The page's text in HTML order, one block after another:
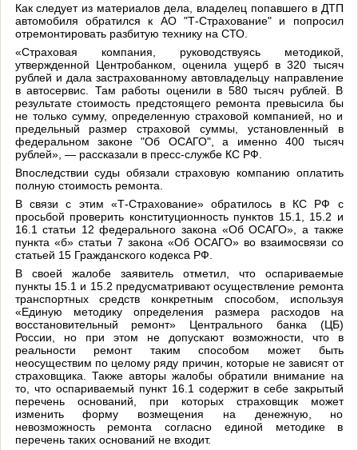
Как следует из материалов дела, владелец попавшего в ДТП
автомобиля обратился к АО "Т-Страхование" и попросил
отремонтировать разбитую технику на СТО.
«Страховая компания, руководствуясь методикой,
утвержденной Центробанком, оценила ущерб в 320 тысяч
рублей и дала застрахованному автовладельцу направление
в автосервис. Там работы оценили в 580 тысяч рублей. В
результате стоимость предстоящего ремонта превысила бы
не только сумму, определенную страховой компанией, но и
предельный размер страховой суммы, установленный в
федеральном законе "Об ОСАГО", а именно 400 тысяч
рублей», — рассказали в пресс-службе КС РФ.
Впоследствии суды обязали страховую компанию оплатить
полную стоимость ремонта.
В связи с этим «Т-Страхование» обратилось в КС РФ с
просьбой проверить конституционность пунктов 15.1, 15.2 и
16.1 статьи 12 федерального закона «Об ОСАГО», а также
пункта «б» статьи 7 закона «Об ОСАГО» во взаимосвязи со
статьей 15 Гражданского кодекса РФ.
В своей жалобе заявитель отметил, что оспариваемые
пункты 15.1 и 15.2 предусматривают осуществление ремонта
транспортных средств конкретным способом, используя
«Единую методику определения размера расходов на
восстановительный ремонт» Центрального банка (ЦБ)
России, но при этом не допускают возможности, что в
реальности ремонт таким способом может быть
неосуществим по целому ряду причин, которые не зависят от
страховщика. Также авторы жалобы обратили внимание на
то, что оспариваемый пункт 16.1 содержит в себе закрытый
перечень оснований, при которых страховщик может
изменить форму возмещения на денежную, но
невозможность ремонта согласно единой методике в
перечень таких оснований не входит.